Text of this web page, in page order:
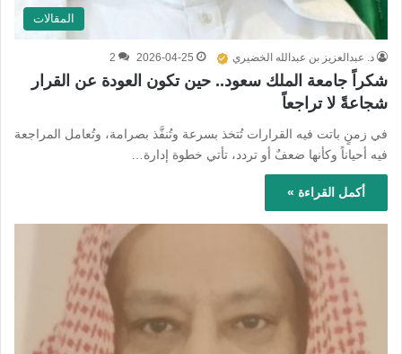
المقالات
د. عبدالعزيز بن عبدالله الخضيري 2026-04-25
2
شكراً جامعة الملك سعود.. حين تكون العودة عن القرار
شجاعةً لا تراجعاً
في زمنٍ باتت فيه القرارات تُتخذ بسرعة وتُنفَّذ بصرامة، وتُعامل المراجعة
فيه أحياناً وكأنها ضعفٌ أو تردد، تأتي خطوة إدارة…
أكمل القراءة »